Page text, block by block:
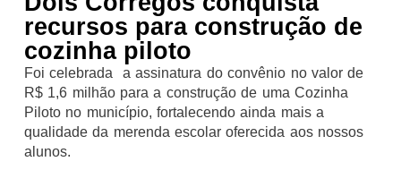
recursos para construção de
cozinha piloto
Foi celebrada a assinatura do convênio no valor de
R$ 1,6 milhão para a construção de uma Cozinha
Piloto no município, fortalecendo ainda mais a
qualidade da merenda escolar oferecida aos nossos
alunos.